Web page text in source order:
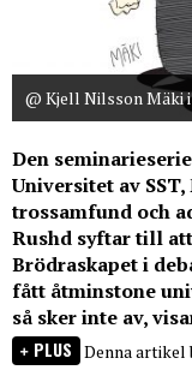
@ Kjell Nilsson Mäki
Den
Universitet av
trossamfund och
Rushd syftar till
Brödraskapet i
fått åtminstone
så sker inte av,
PLUS Denna artikel